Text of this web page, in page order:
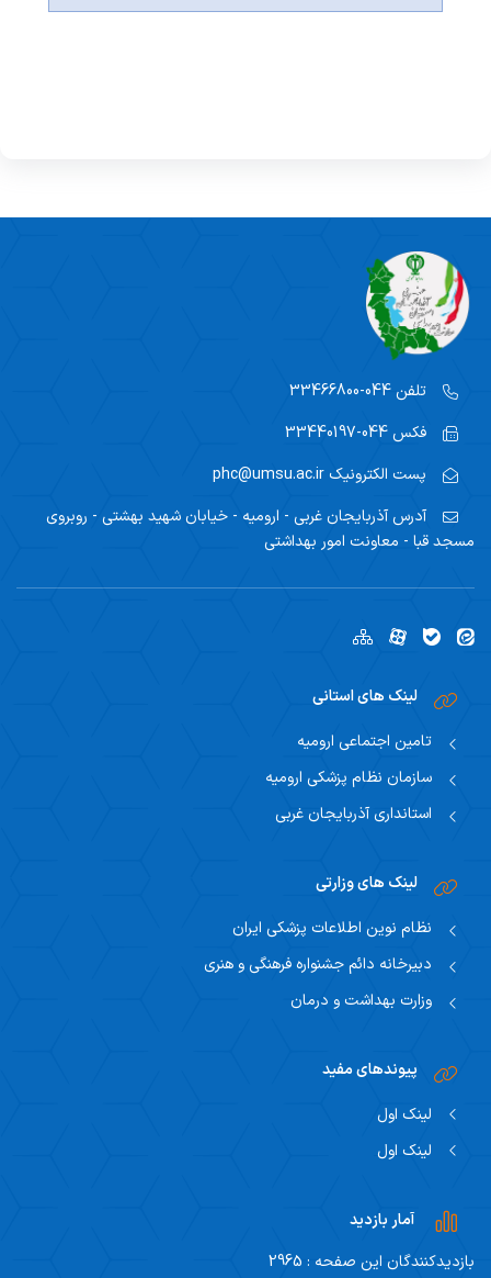
تلفن
فکس
پست الکترونیک
آدرس آذربایجان غربی - ارومیه - خیابان شهید بهشتی - روبروی
مسجد قبا - معاونت امور بهداشتی
لینک های استانی
تامین اجتماعی ارومیه
سازمان نظام پزشکی ارومیه
استانداری آذربایجان غربی
لینک های وزارتی
نظام نوین اطلاعات پزشکی ایران
دبیرخانه دائم جشنواره فرهنگی و هنری
وزارت بهداشت و درمان
پیوندهای مفید
لینک اول
لینک اول
آمار بازدید
بازدیدکنندگان این صفحه : 2965